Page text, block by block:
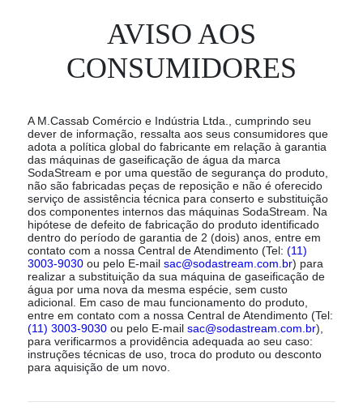
AVISO AOS
CONSUMIDORES
A M.Cassab Comércio e Indústria Ltda., cumprindo seu
dever de informação, ressalta aos seus consumidores que
adota a política global do fabricante em relação à garantia
das máquinas de gaseificação de água da marca
SodaStream e por uma questão de segurança do produto,
não são fabricadas peças de reposição e não é oferecido
serviço de assistência técnica para conserto e substituição
dos componentes internos das máquinas SodaStream. Na
hipótese de defeito de fabricação do produto identificado
dentro do período de garantia de 2 (dois) anos, entre em
contato com a nossa Central de Atendimento (Tel: (11)
3003-9030ou pelo E-mail sac@sodastream.com.br) para
realizar a substituição da sua máquina de gaseificação de
água por uma nova da mesma espécie, sem custo
adicional. Em caso de mau funcionamento do produto,
entre em contato com a nossa Central de Atendimento (Tel:
(11) 3003-9030ou pelo E-mail sac@sodastream.com.br),
para verificarmos a providência adequada ao seu caso:
instruções técnicas de uso, troca do produto ou desconto
para aquisição de um novo.